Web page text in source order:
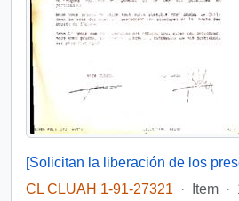
[Solicitan la liberación de los
CL CLUAH 1-91-27321
· Item ·